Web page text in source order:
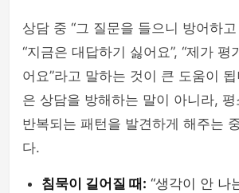
상담 중 “그 질문을 들으니 방어하고
“지금은 대답하기 싫어요”, “제가 평
어요”라고 말하는 것이 큰 도움이
은 상담을 방해하는 말이 아니라,
반복되는 패턴을 발견하게 해주는
다.
침묵이 길어질 때: “생각이 안 나